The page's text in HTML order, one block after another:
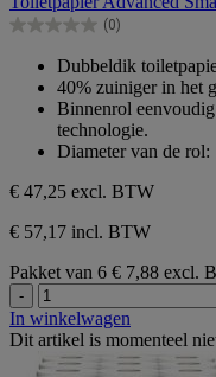
de
5
(0)
0.0
sterren.
Dubbeldik
40% zuiniger in het
Binnenrol
technologie.
Diameter van de rol:
€ 47,25 excl. BTW
€ 57,17 incl. BTW
Pakket van 6 € 7,88 excl.
-
In winkelwagen
Dit artikel is momenteel